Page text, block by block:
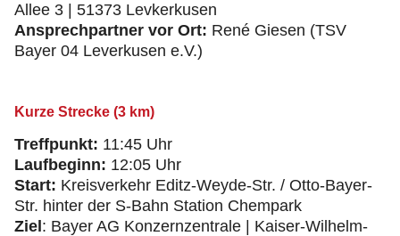
Allee 3 | 51373 Levkerkusen
Ansprechpartner vor Ort: René Giesen (TSV
Bayer 04 Leverkusen e.V.)
Kurze Strecke (3 km)
Treffpunkt: 11:45 Uhr
Laufbeginn: 12:05 Uhr
Start: Kreisverkehr Editz-Weyde-Str. / Otto-Bayer-
Str. hinter der S-Bahn Station Chempark
Ziel : Bayer AG Konzernzentrale | Kaiser-Wilhelm-